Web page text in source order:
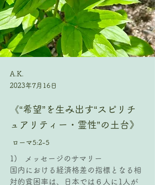
A.K.
2023年7月16日
《“希望”を生み出す“スピリチ
ュアリティー・霊性”の土台》
ローマ5:2-5
1)   メッセージのサマリー
国内における経済格差の指標となる相
対的貧困率は、日本では６人に1人が